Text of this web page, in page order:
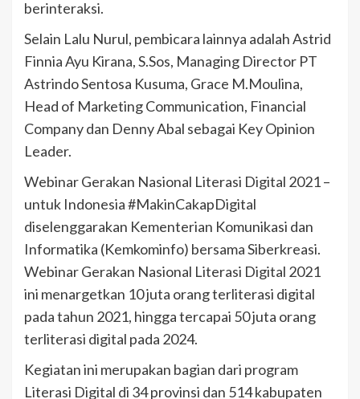
berinteraksi.
Selain Lalu Nurul, pembicara lainnya adalah Astrid
Finnia Ayu Kirana, S.Sos, Managing Director PT
Astrindo Sentosa Kusuma, Grace M.Moulina,
Head of Marketing Communication, Financial
Company dan Denny Abal sebagai Key Opinion
Leader.
Webinar Gerakan Nasional Literasi Digital 2021 –
untuk Indonesia #MakinCakapDigital
diselenggarakan Kementerian Komunikasi dan
Informatika (Kemkominfo) bersama Siberkreasi.
Webinar Gerakan Nasional Literasi Digital 2021
ini menargetkan 10 juta orang terliterasi digital
pada tahun 2021, hingga tercapai 50 juta orang
terliterasi digital pada 2024.
Kegiatan ini merupakan bagian dari program
Literasi Digital di 34 provinsi dan 514 kabupaten